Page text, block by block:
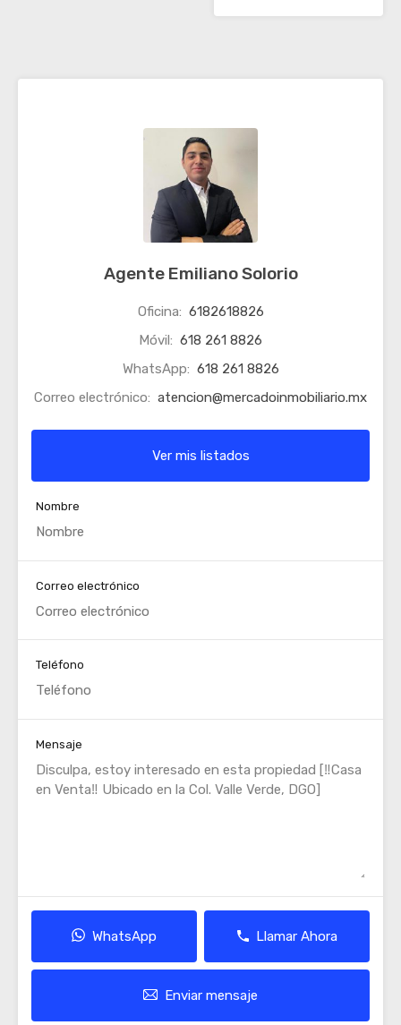
Agente Emiliano Solorio
Oficina: 6182618826
Móvil: 618 261 8826
WhatsApp: 618 261 8826
Correo electrónico: atencion@mercadoinmobiliario.mx
Ver mis listados
Nombre
Correo electrónico
Teléfono
Mensaje
WhatsApp Llamar Ahora
Enviar mensaje